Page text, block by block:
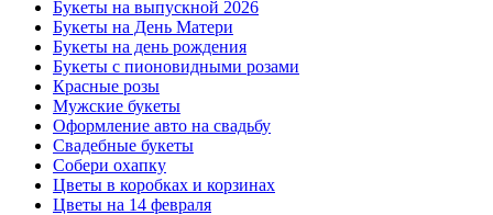
Букеты на выпускной 2026
Букеты на День Матери
Букеты на день рождения
Букеты с пионовидными розами
Красные розы
Мужские букеты
Оформление авто на свадьбу
Свадебные букеты
Собери охапку
Цветы в коробках и корзинах
Цветы на 14 февраля